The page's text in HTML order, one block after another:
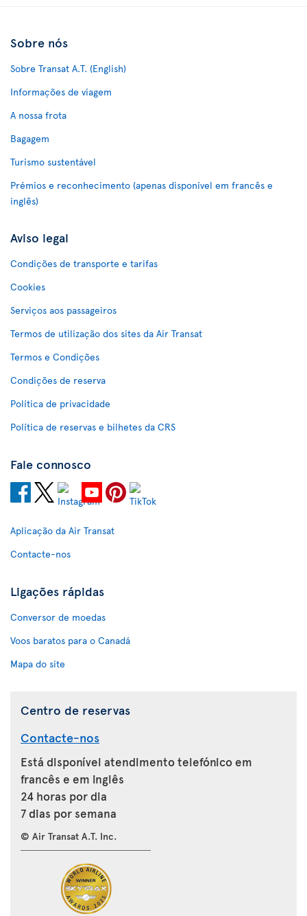
Sobre nós
Sobre Transat A.T. (English)
Informações de viagem
A nossa frota
Bagagem
Turismo sustentável
Prémios e reconhecimento (apenas disponível em francês e
inglês)
Aviso legal
Condições de transporte e tarifas
Cookies
Serviços aos passageiros
Termos de utilização dos sites da Air Transat
Termos e Condições
Condições de reserva
Política de privacidade
Política de reservas e bilhetes da CRS
Fale connosco
Aplicação da Air Transat
Contacte-nos
Ligações rápidas
Conversor de moedas
Voos baratos para o Canadá
Mapa do site
Centro de reservas
Contacte-nos
Está disponível atendimento telefónico em
francês e em inglês
24 horas por dia
7 dias por semana
© Air Transat A.T. Inc.